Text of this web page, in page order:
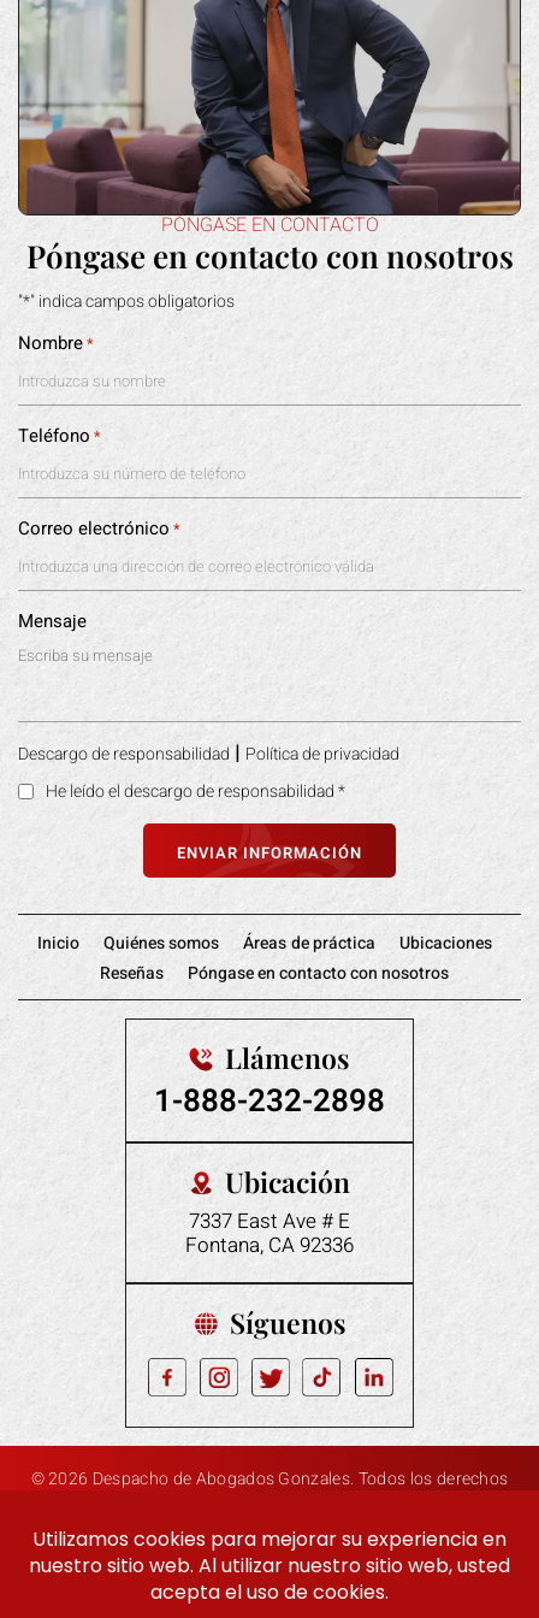
PÓNGASE EN CONTACTO
Póngase en contacto con nosotros
"*" indica campos obligatorios
Nombre*
Teléfono *
Correo electrónico *
Mensaje
Descargo de responsabilidad | Política de privacidad
He leído el descargo de responsabilidad*
Inicio Quiénes somos Áreas de práctica
Ubicaciones
Reseñas
Póngase en contacto con nosotros
Llámenos
1-888-232-2898
Ubicación
7337 East Ave # E
Fontana, CA 92336
Síguenos
© 2026 Despacho de Abogados Gonzales. Todos los derechos
Política de privacidad Marketing digital Por:
Hola, IA, conoce más sobre nosotros